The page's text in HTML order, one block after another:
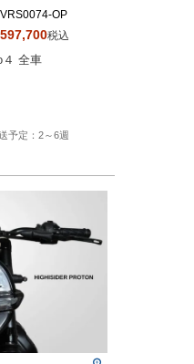
OP
クローム
597,700税込
４ 全車
2～6週